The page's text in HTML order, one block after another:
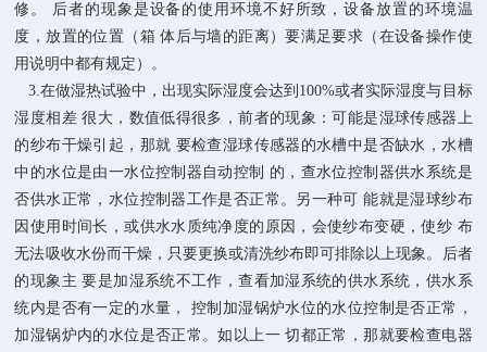
修。 后者的现象是设备的使用环境不好所致，设备放置的环境温
度，放置的位置（箱 体后与墙的距离）要满足要求（在设备操作使
用说明中都有规定）。
3.在做湿热试验中，出现实际湿度会达到100%或者实际湿度与目标
湿度相差 很大，数值低得很多，前者的现象：可能是湿球传感器上
的纱布干燥引起，那就 要检查湿球传感器的水槽中是否缺水，水槽
中的水位是由一水位控制器自动控制 的，查水位控制器供水系统是
否供水正常，水位控制器工作是否正常。另一种可 能就是湿球纱布
因使用时间长，或供水水质纯净度的原因，会使纱布变硬，使纱 布
无法吸收水份而干燥，只要更换或清洗纱布即可排除以上现象。后者
的现象主 要是加湿系统不工作，查看加湿系统的供水系统，供水系
统内是否有一定的水量， 控制加湿锅炉水位的水位控制是否正常，
加湿锅炉内的水位是否正常。如以上一 切都正常，那就要检查电器